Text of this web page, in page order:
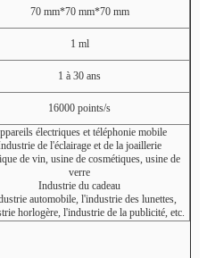
70 mm*70 mm*70 mm
1 ml
1 à 30 ans
16000 points/s
électriques et téléphonie mobile
de l'éclairage et de la joaillerie
de vin, usine de cosmétiques, usine de
verre
Industrie du cadeau
automobile, l'industrie des lunettes,
horlogère, l'industrie de la publicité, etc.